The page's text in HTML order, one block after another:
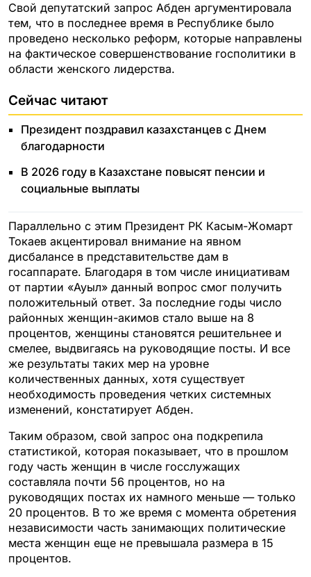
Свой депутатский запрос Абден аргументировала
тем, что в последнее время в Республике было
проведено несколько реформ, которые направлены
на фактическое совершенствование госполитики в
области женского лидерства.
Сейчас читают
Президент поздравил казахстанцев с Днем
благодарности
В 2026 году в Казахстане повысят пенсии и
социальные выплаты
Параллельно с этим Президент РК Касым-Жомарт
Токаев акцентировал внимание на явном
дисбалансе в представительстве дам в
госаппарате. Благодаря в том числе инициативам
от партии «Ауыл» данный вопрос смог получить
положительный ответ. За последние годы число
районных женщин-акимов стало выше на 8
процентов, женщины становятся решительнее и
смелее, выдвигаясь на руководящие посты. И все
же результаты таких мер на уровне
количественных данных, хотя существует
необходимость проведения четких системных
изменений, констатирует Абден.
Таким образом, свой запрос она подкрепила
статистикой, которая показывает, что в прошлом
году часть женщин в числе госслужащих
составляла почти 56 процентов, но на
руководящих постах их намного меньше — только
20 процентов. В то же время с момента обретения
независимости часть занимающих политические
места женщин еще не превышала размера в 15
процентов.